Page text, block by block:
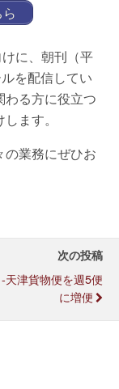
に、朝刊（平
を配信してい
わる方に役立つ
ます。
の業務にぜひお
次の投稿
天津貨物便を週5便
に増便